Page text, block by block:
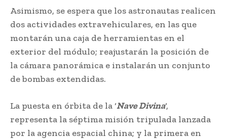
Asimismo, se espera que los astronautas realicen
dos actividades extravehiculares, en las que
montarán una caja de herramientas en el
exterior del módulo; reajustarán la posición de
la cámara panorámica e instalarán un conjunto
de bombas extendidas.
La puesta en órbita de la ‘Nave Divina‘,
representa la séptima misión tripulada lanzada
por la agencia espacial china; y la primera en